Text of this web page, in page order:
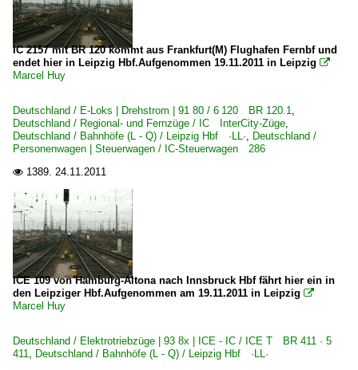
IC 2157 mit BR 120 kommt aus Frankfurt(M) Flughafen Fernbf und
endet hier in Leipzig Hbf.Aufgenommen 19.11.2011 in Leipzig 
Marcel Huy
Deutschland / E-Loks | Drehstrom | 91 80 / 6 120 BR 120.1,
Deutschland / Regional- und Fernzüge / IC InterCity-Züge,
Deutschland / Bahnhöfe (L - Q) / Leipzig Hbf ·LL·, Deutschland /
Personenwagen | Steuerwagen / IC-Steuerwagen 286
 1389. 24.11.2011
ICE 109 von Hamburg-Altona nach Innsbruck Hbf fährt hier ein in
den Leipziger Hbf.Aufgenommen am 19.11.2011 in Leipzig 
Marcel Huy
Deutschland / Elektrotriebzüge | 93 8x | ICE - IC / ICE T BR 411 · 5
411, Deutschland / Bahnhöfe (L - Q) / Leipzig Hbf ·LL·